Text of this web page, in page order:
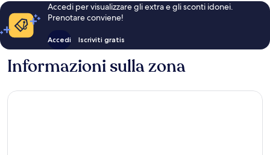
Accedi per visualizzare gli extra e gli sconti idonei.
Prenotare conviene!
Accedi Iscriviti gratis
Informazioni sulla zona